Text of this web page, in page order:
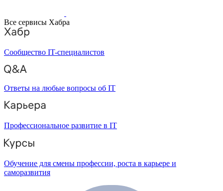
Все сервисы Хабра
Сообщество IT-специалистов
Ответы на любые вопросы об IT
Профессиональное развитие в IT
Обучение для смены профессии, роста в карьере и
саморазвития